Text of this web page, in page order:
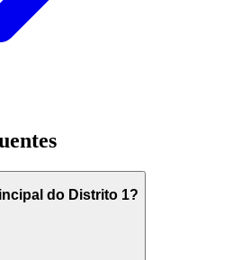
do Distrito 1?